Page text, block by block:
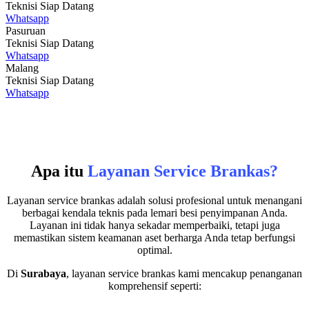
Teknisi Siap Datang
Whatsapp
Pasuruan
Teknisi Siap Datang
Whatsapp
Malang
Teknisi Siap Datang
Whatsapp
Apa itu Layanan Service Brankas?
Layanan service brankas adalah solusi profesional untuk menangani
berbagai kendala teknis pada lemari besi penyimpanan Anda.
Layanan ini tidak hanya sekadar memperbaiki, tetapi juga
memastikan sistem keamanan aset berharga Anda tetap berfungsi
optimal.
Di Surabaya, layanan service brankas kami mencakup penanganan
komprehensif seperti: